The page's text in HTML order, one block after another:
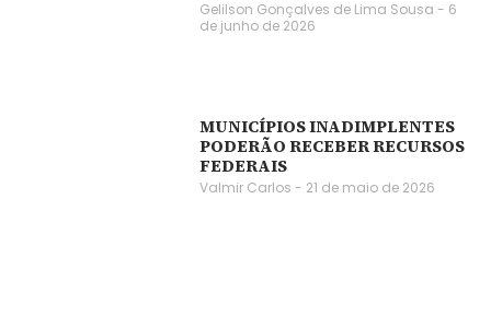
Gelilson Gonçalves de Lima Sousa
6
de junho de 2026
MUNICÍPIOS INADIMPLENTES
PODERÃO RECEBER RECURSOS
FEDERAIS
Valmir Carlos 21 de maio de 2026